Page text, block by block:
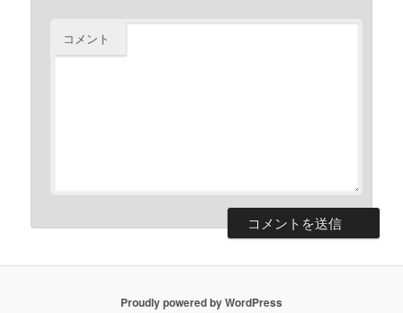
コメント
Proudly powered by WordPress